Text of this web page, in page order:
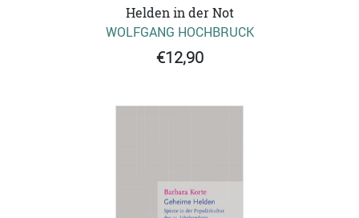
Helden in der Not
WOLFGANG HOCHBRUCK
€12,90